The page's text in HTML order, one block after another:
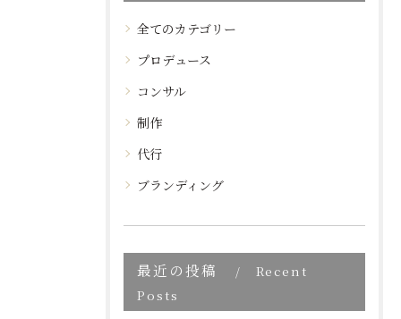
全てのカテゴリー
プロデュース
コンサル
制作
代行
ブランディング
最近の投稿
Recent
Posts